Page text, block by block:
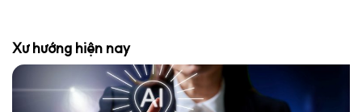
Xư hướng hiện nay